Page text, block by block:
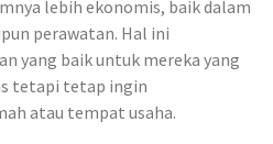
lebih ekonomis, baik dalam
perawatan. Hal ini
yang baik untuk mereka yang
tetapi tetap ingin
atau tempat usaha.